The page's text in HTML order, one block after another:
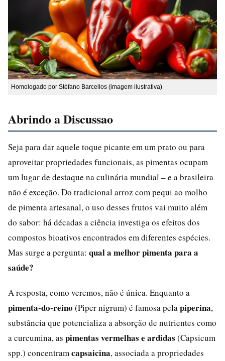
Homologado por Stéfano Barcellos (imagem ilustrativa)
Abrindo a Discussao
Seja para dar aquele toque picante em um prato ou para
aproveitar propriedades funcionais, as pimentas ocupam
um lugar de destaque na culinária mundial – e a brasileira
não é exceção. Do tradicional arroz com pequi ao molho
de pimenta artesanal, o uso desses frutos vai muito além
do sabor: há décadas a ciência investiga os efeitos dos
compostos bioativos encontrados em diferentes espécies.
Mas surge a pergunta: qual a melhor pimenta para a
saúde?
A resposta, como veremos, não é única. Enquanto a
pimenta-do-reino (Piper nigrum) é famosa pela piperina,
substância que potencializa a absorção de nutrientes como
a curcumina, as pimentas vermelhas e ardidas (Capsicum
spp.) concentram capsaicina, associada a propriedades